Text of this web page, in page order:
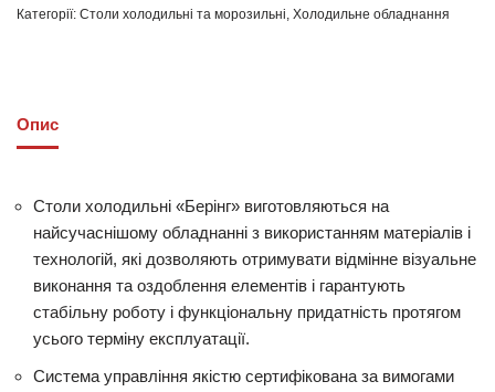
Категорії: Столи холодильні та морозильні, Холодильне обладнання
Опис
Столи холодильні «Берінг» виготовляються на
найсучаснішому обладнанні з використанням матеріалів і
технологій, які дозволяють отримувати відмінне візуальне
виконання та оздоблення елементів і гарантують
стабільну роботу і функціональну придатність протягом
усього терміну експлуатації.
Система управління якістю сертифікована за вимогами